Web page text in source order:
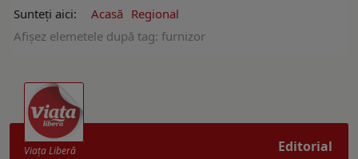
Sunteți aici: Acasă Regional
Afişez elemetele după tag: furnizor
Editorial
Viaţa Liberă